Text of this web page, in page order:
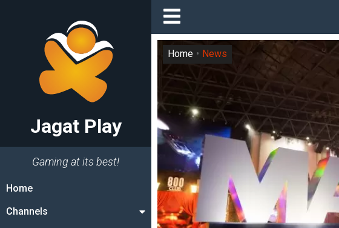
Jagat Play
Gaming at its best!
Home
Channels
Home News